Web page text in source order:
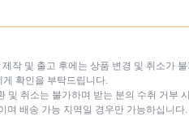
작 및 출고 후에는 상품 변경 및 취소가
확인을 부탁드립니다.
및 취소는 불가하며 받는 분의 수취 거부
며 배송 가능 지역일 경우만 가능하십니다.